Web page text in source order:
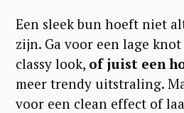
Een sleek bun hoeft niet
zijn. Ga voor een lage
classy look, of juist een
meer trendy uitstraling.
voor een clean effect of